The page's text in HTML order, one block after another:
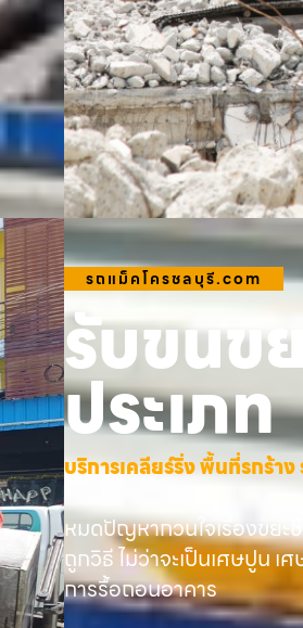
รถแม็คโครชลบุรี.com
รับขนข
ประเภท
บริการเคลียร์ริ่ง พื้นที่รกร้า
หมดปัญหากวนใจเรื่องขยะ
ถูกวิธี ไม่ว่าจะเป็นเศษปูน
การรื้อถอนอาคาร